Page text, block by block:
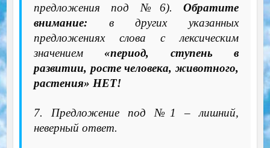
предложения под №6).Обратите
внимание: в других указанных
предложениях слова с лексическим
значением«период, ступень в
развитии, росте человека, животного,
растения» НЕТ!
7. Предложение под №1 – лишний,
неверный ответ.